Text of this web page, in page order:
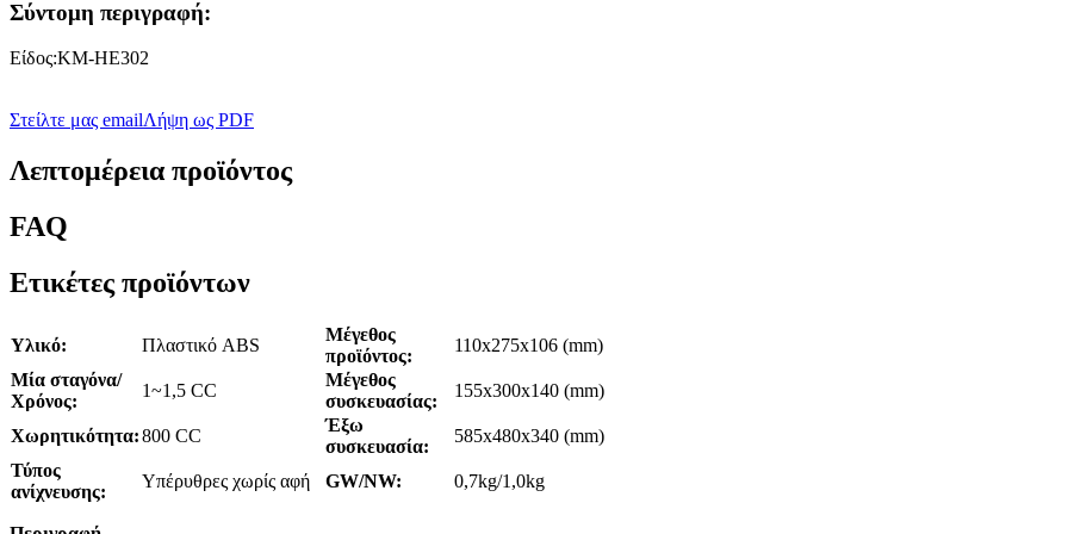
Σύντομη περιγραφή:
Είδος:KM-HE302
Στείλτε μας emailΛήψη ως PDF
Λεπτομέρεια προϊόντος
FAQ
Ετικέτες προϊόντων
Υλικό: Πλαστικό ABS
Μέγεθος
προϊόντος:
110x275x106 (mm)
Μία σταγόνα/
Χρόνος:
1~1,5 CC
Μέγεθος
συσκευασίας:
155x300x140 (mm)
Χωρητικότητα:800 CC
Έξω
συσκευασία:
585x480x340 (mm)
Τύπος
ανίχνευσης:
Υπέρυθρες χωρίς αφή GW/NW: 0,7kg/1,0kg